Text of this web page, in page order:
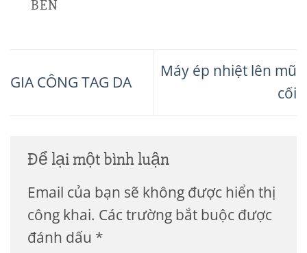
BEN
GIA CÔNG TAG DA
Máy ép nhiệt lên mũ
cối
Để lại một bình luận
Email của bạn sẽ không được hiển thị
công khai. Các trường bắt buộc được
đánh dấu *